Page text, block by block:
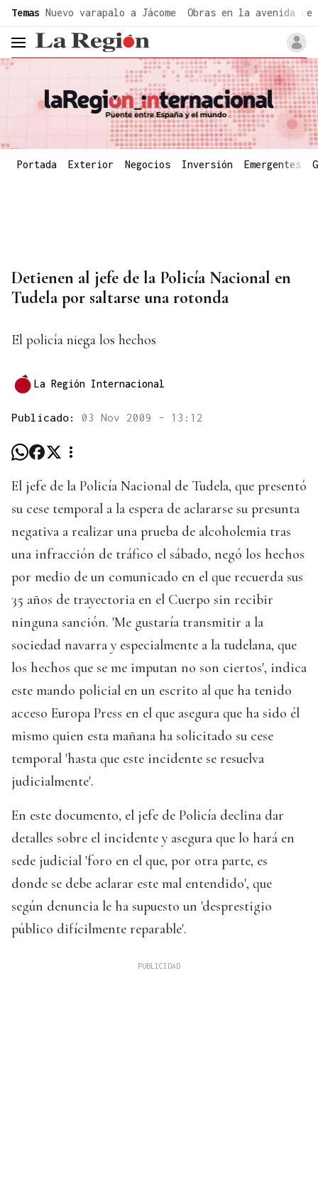
Temas Nuevo varapalo a Jácome Obras en la avenida de
header.menu.open
Portada Exterior Negocios Inversión Emergentes
Detienen al jefe de la Policía Nacional en
Tudela por saltarse una rotonda
El policía niega los hechos
La Región Internacional
Publicado: 03 Nov 2009 - 13:12
El jefe de la Policía Nacional de Tudela, que presentó
su cese temporal a la espera de aclararse su presunta
negativa a realizar una prueba de alcoholemia tras
una infracción de tráfico el sábado, negó los hechos
por medio de un comunicado en el que recuerda sus
35 años de trayectoria en el Cuerpo sin recibir
ninguna sanción. 'Me gustaría transmitir a la
sociedad navarra y especialmente a la tudelana, que
los hechos que se me imputan no son ciertos', indica
este mando policial en un escrito al que ha tenido
acceso Europa Press en el que asegura que ha sido él
mismo quien esta mañana ha solicitado su cese
temporal 'hasta que este incidente se resuelva
judicialmente'.
En este documento, el jefe de Policía declina dar
detalles sobre el incidente y asegura que lo hará en
sede judicial 'foro en el que, por otra parte, es
donde se debe aclarar este mal entendido', que
según denuncia le ha supuesto un 'desprestigio
público difícilmente reparable'.